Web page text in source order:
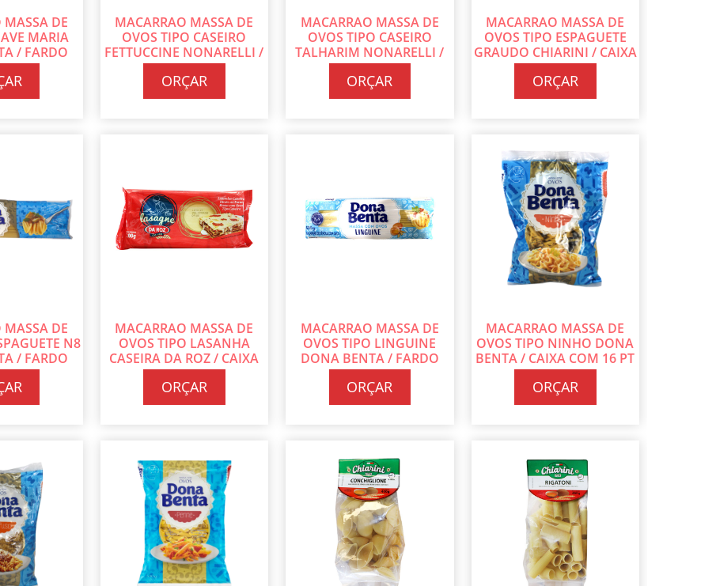
DE
MARIA
/ FARDO
500G CADA
MACARRAO MASSA DE
OVOS TIPO CASEIRO
FETTUCCINE NONARELLI /
CAIXA COM 30 PT DE 500G
CADA
ORÇAR
MACARRAO MASSA DE
OVOS TIPO CASEIRO
TALHARIM NONARELLI /
CAIXA COM 30 PT DE 500G
CADA
ORÇAR
MACARRAO MASSA DE
OVOS TIPO ESPAGUETE
GRAUDO CHIARINI / CAIXA
COM 32 PT DE 500G CADA
ORÇAR
DE
N8
/ FARDO
500G CADA
MACARRAO MASSA DE
OVOS TIPO LASANHA
CASEIRA DA ROZ / CAIXA
COM 3 DISPLAY COM 12
UN DE 200G CADA
ORÇAR
MACARRAO MASSA DE
OVOS TIPO LINGUINE
DONA BENTA / FARDO
COM 24 PT DE 500G CADA
ORÇAR
MACARRAO MASSA DE
OVOS TIPO NINHO DONA
BENTA / CAIXA COM 16 PT
DE 500G CADA
ORÇAR